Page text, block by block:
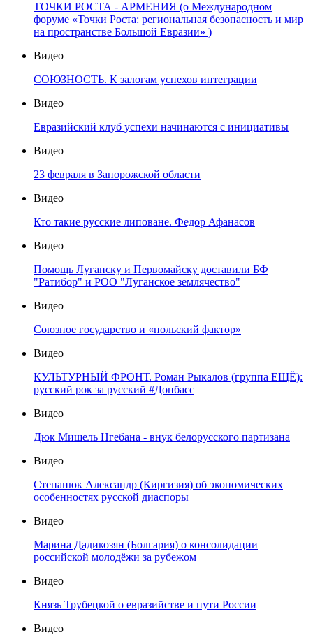
ТОЧКИ РОСТА - АРМЕНИЯ (о Международном
форуме «Точки Роста: региональная безопасность и мир
на пространстве Большой Евразии» )
Видео
СОЮЗНОСТЬ. К залогам успехов интеграции
Видео
Евразийский клуб успехи начинаются с инициативы
Видео
23 февраля в Запорожской области
Видео
Кто такие русские липоване. Федор Афанасов
Видео
Помощь Луганску и Первомайску доставили БФ
"Ратибор" и РОО "Луганское землячество"
Видео
Союзное государство и «польский фактор»
Видео
КУЛЬТУРНЫЙ ФРОНТ. Роман Рыкалов (группа ЕЩЁ):
русский рок за русский #Донбасс
Видео
Дюк Мишель Нгебана - внук белорусского партизана
Видео
Степанюк Александр (Киргизия) об экономических
особенностях русской диаспоры
Видео
Марина Дадикозян (Болгария) о консолидации
российской молодёжи за рубежом
Видео
Князь Трубецкой о евразийстве и пути России
Видео